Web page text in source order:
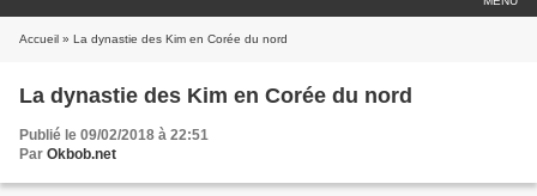
Accueil » La dynastie des Kim en Corée du nord
La dynastie des Kim en Corée du nord
Publié le 09/02/2018 à 22:51
Par Okbob.net